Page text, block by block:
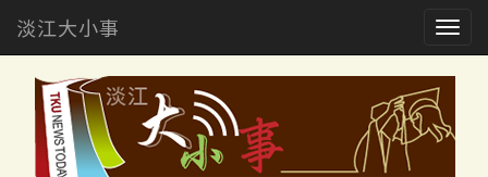
淡江大小事